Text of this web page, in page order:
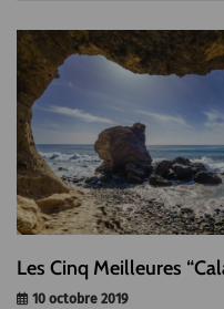
Les Cinq Meilleures
10 octobre 2019